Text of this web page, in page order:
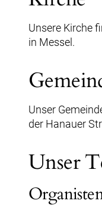
Unsere Kirche
in Messel.
Unser
der Hanauer
Unser